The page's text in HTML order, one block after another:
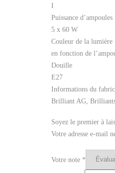
I
Puissance d’ampoules
5 x 60 W
Couleur de la lumière
en fonction de
Douille
E27
Informations du
Brilliant AG,
Soyez le premier à
Votre adresse e-mail
Votre note *